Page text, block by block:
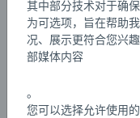
游戏说明
其中部分技术对于确
为可选项，旨在帮助
况、展示更符合您兴
部媒体内容
。
您可以选择允许使用